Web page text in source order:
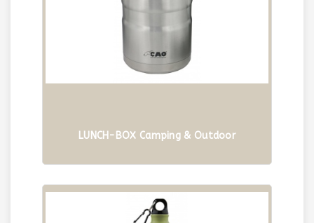
LUNCH-BOX Camping & Outdoor